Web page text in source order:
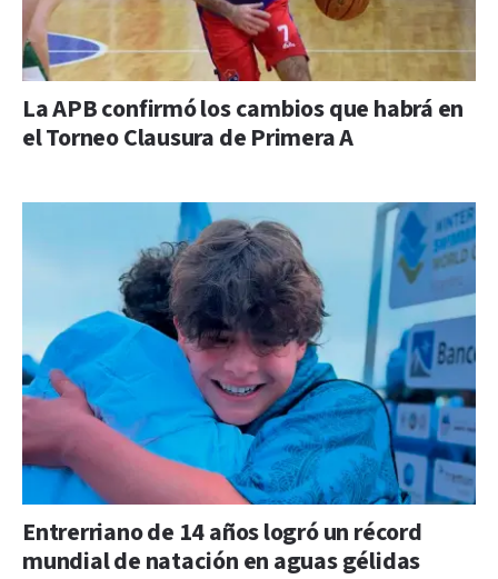
La APB confirmó los cambios que habrá en
el Torneo Clausura de Primera A
Entrerriano de 14 años logró un récord
mundial de natación en aguas gélidas